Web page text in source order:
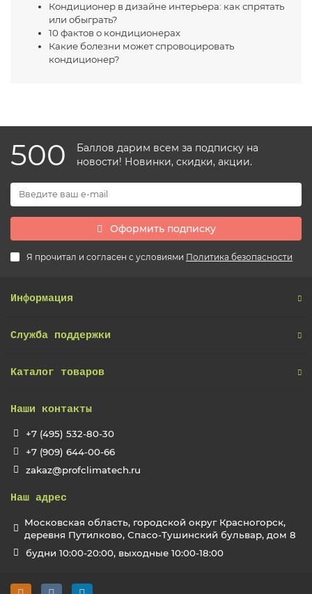
Кондиционер в дизайне интерьера: как спрятать
или обыграть?
10 фактов о кондиционерах
Какие болезни может спровоцировать
кондиционер?
500
Баллов дарим всем за подписку на
новости! Новинки, скидки, акции.
Оформить подписку
Я прочитал и согласен с условиями Политика безопасности
Информация
Служба поддержки
Каталог товаров
Наши контакты
+7 (495) 532-80-30
+7 (909) 644-00-66
zakaz@profclimatech.ru
Наш адрес
Московская область, городской округ Красногорск,
деревня Путилково, Спасо-Тушинский бульвар, дом 8
будни 10:00-20:00, выходные 10:00-18:00